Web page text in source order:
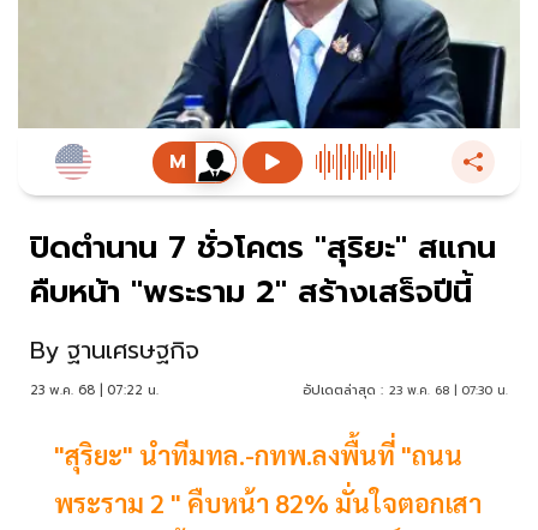
ปิดตำนาน 7 ชั่วโคตร "สุริยะ" สแกน
คืบหน้า "พระราม 2" สร้างเสร็จปีนี้
By ฐานเศรษฐกิจ
23 พ.ค. 68 | 07:22 น. อัปเดตล่าสุด : 23 พ.ค. 68 | 07:30 น.
"สุริยะ" นำทีมทล.-กทพ.ลงพื้นที่ "ถนน
พระราม 2 " คืบหน้า 82% มั่นใจตอกเสา